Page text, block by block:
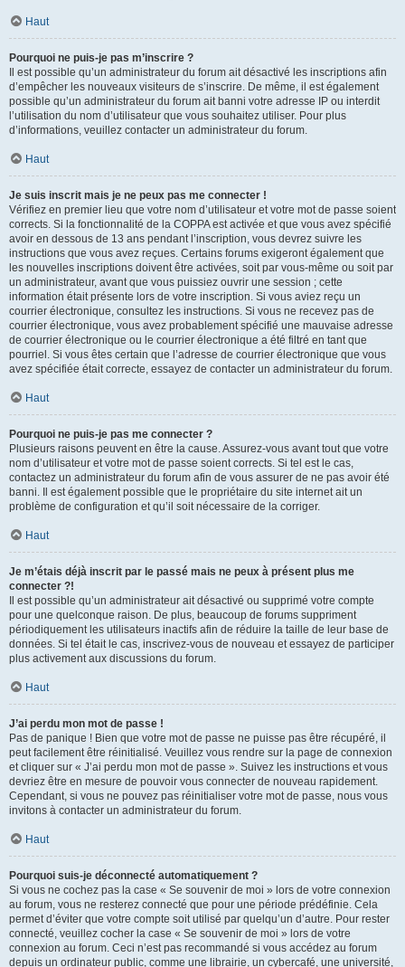
Haut
Pourquoi ne puis-je pas m’inscrire ?
Il est possible qu’un administrateur du forum ait désactivé les inscriptions afin
d’empêcher les nouveaux visiteurs de s’inscrire. De même, il est également
possible qu’un administrateur du forum ait banni votre adresse IP ou interdit
l’utilisation du nom d’utilisateur que vous souhaitez utiliser. Pour plus
d’informations, veuillez contacter un administrateur du forum.
Haut
Je suis inscrit mais je ne peux pas me connecter !
Vérifiez en premier lieu que votre nom d’utilisateur et votre mot de passe soient
corrects. Si la fonctionnalité de la COPPA est activée et que vous avez spécifié
avoir en dessous de 13 ans pendant l’inscription, vous devrez suivre les
instructions que vous avez reçues. Certains forums exigeront également que
les nouvelles inscriptions doivent être activées, soit par vous-même ou soit par
un administrateur, avant que vous puissiez ouvrir une session ; cette
information était présente lors de votre inscription. Si vous aviez reçu un
courrier électronique, consultez les instructions. Si vous ne recevez pas de
courrier électronique, vous avez probablement spécifié une mauvaise adresse
de courrier électronique ou le courrier électronique a été filtré en tant que
pourriel. Si vous êtes certain que l’adresse de courrier électronique que vous
avez spécifiée était correcte, essayez de contacter un administrateur du forum.
Haut
Pourquoi ne puis-je pas me connecter ?
Plusieurs raisons peuvent en être la cause. Assurez-vous avant tout que votre
nom d’utilisateur et votre mot de passe soient corrects. Si tel est le cas,
contactez un administrateur du forum afin de vous assurer de ne pas avoir été
banni. Il est également possible que le propriétaire du site internet ait un
problème de configuration et qu’il soit nécessaire de la corriger.
Haut
Je m’étais déjà inscrit par le passé mais ne peux à présent plus me
connecter ?!
Il est possible qu’un administrateur ait désactivé ou supprimé votre compte
pour une quelconque raison. De plus, beaucoup de forums suppriment
périodiquement les utilisateurs inactifs afin de réduire la taille de leur base de
données. Si tel était le cas, inscrivez-vous de nouveau et essayez de participer
plus activement aux discussions du forum.
Haut
J’ai perdu mon mot de passe !
Pas de panique ! Bien que votre mot de passe ne puisse pas être récupéré, il
peut facilement être réinitialisé. Veuillez vous rendre sur la page de connexion
et cliquer sur « J’ai perdu mon mot de passe ». Suivez les instructions et vous
devriez être en mesure de pouvoir vous connecter de nouveau rapidement.
Cependant, si vous ne pouvez pas réinitialiser votre mot de passe, nous vous
invitons à contacter un administrateur du forum.
Haut
Pourquoi suis-je déconnecté automatiquement ?
Si vous ne cochez pas la case « Se souvenir de moi » lors de votre connexion
au forum, vous ne resterez connecté que pour une période prédéfinie. Cela
permet d’éviter que votre compte soit utilisé par quelqu’un d’autre. Pour rester
connecté, veuillez cocher la case « Se souvenir de moi » lors de votre
connexion au forum. Ceci n’est pas recommandé si vous accédez au forum
depuis un ordinateur public, comme une librairie, un cybercafé, une université,